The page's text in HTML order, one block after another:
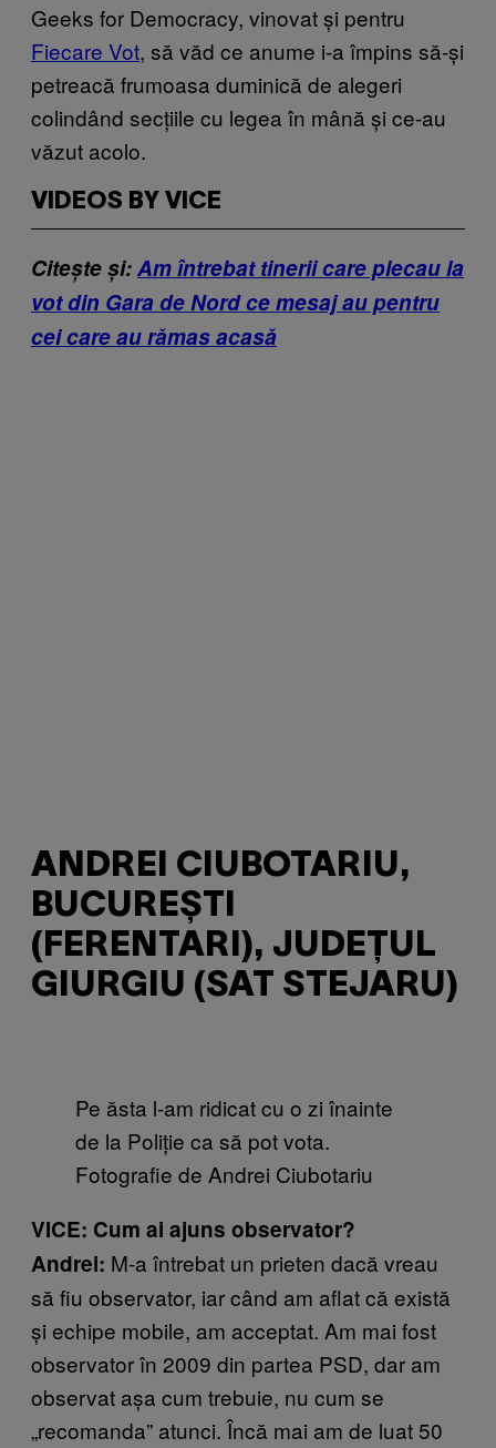
Geeks for Democracy, vinovat și pentru
Fiecare Vot, să văd ce anume i-a împins să-și
petreacă frumoasa duminică de alegeri
colindând secțiile cu legea în mână și ce-au
văzut acolo.
VIDEOS BY VICE
Citește și:Am întrebat tinerii care plecau la
vot din Gara de Nord ce mesaj au pentru
cei care au rămas acasă
ANDREI CIUBOTARIU,
BUCUREȘTI
(FERENTARI), JUDEȚUL
GIURGIU (SAT STEJARU)
Pe ăsta l-am ridicat cu o zi înainte
de la Poliție ca să pot vota.
Fotografie de Andrei Ciubotariu
VICE: Cum ai ajuns observator?
Andrei: M-a întrebat un prieten dacă vreau
să fiu observator, iar când am aflat că există
și echipe mobile, am acceptat. Am mai fost
observator în 2009 din partea PSD, dar am
observat așa cum trebuie, nu cum se
„recomanda” atunci. Încă mai am de luat 50